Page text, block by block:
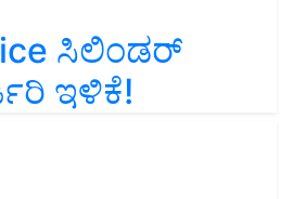
ಸಿಲಿಂಡರ್‌
ಇಳಿಕೆ!